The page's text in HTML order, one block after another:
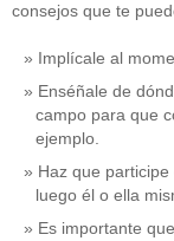
consejos que te
Implícale al
Enséñale de
campo para que
ejemplo.
Haz que
luego él o ella
Es importante